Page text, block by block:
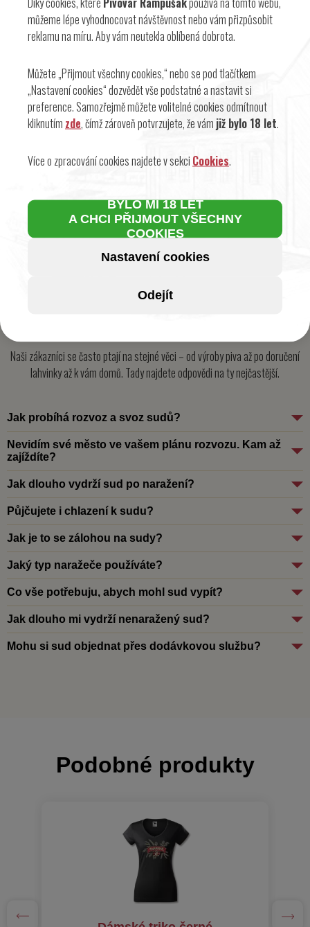
18. 8. 2026 - ŽĎÁR NAD SÁZAVOU, POLIČKA, NOVÉ MĚSTO NA MORAVĚ
18. 8. 2026 - HAVLÍČKŮV BROD, JIHLAVA, TŘEBÍČ
19. 8. 2026 – NÁCHODSKO, TRUTNOVSKO
20. 8. 2026 - HLINECKO
20. 8. 2026 - ČESKÝ BROD, NYMBURK, KOLÍN, PODĚBRADY
24. 8. 2026 - LITOMĚŘICE, ÚSTÍ NAD LABEM, DĚČÍN, TEPLICE
24. 8. 2026 - LOUNY, ŽATEC, MOST, CHOMUTOV
Samozřejmě vás rádi uvidíme i osobně na
Nebo si naše pivo můžete vychutnat či koupit u našich
partnerůčiprodejců.
Naši zákazníci se často ptají na stejné věci – od výroby piva až po doručení
lahvinky až k vám domů. Tady najdete odpovědi na ty nejčastější.
Jak probíhá rozvoz a svoz sudů?
Nevidím své město ve vašem plánu rozvozu. Kam až
zajíždíte?
Jak dlouho vydrží sud po naražení?
Půjčujete i chlazení k sudu?
Jak je to se zálohou na sudy?
Jaký typ naražeče používáte?
Co vše potřebuju, abych mohl sud vypít?
Jak dlouho mi vydrží nenaražený sud?
Mohu si sud objednat přes dodávkovou službu?
Podobné produkty
můžeme lépe vyhodnocovat návštěvnost nebo vám přizpůsobit
reklamu na míru. Aby vám neutekla oblíbená dobrota.
Můžete „Přijmout všechny cookies,“ nebo se pod tlačítkem
„Nastavení cookies“ dozvědět vše podstatné a nastavit si
preference. Samozřejmě můžete volitelné cookies odmítnout
kliknutím zde, čímž zároveň potvrzujete, že vám již bylo 18 let.
Více o zpracování cookies najdete v sekci Cookies.
BYLO MI 18 LET
A CHCI PŘIJMOUT VŠECHNY
COOKIES
Nastavení cookies
Odejít